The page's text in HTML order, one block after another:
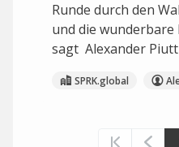
Runde durch den
und die
sagt Alexander
SPRK.global